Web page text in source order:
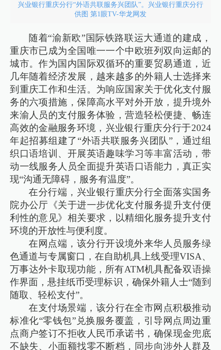
兴业银行重庆分行“外语共联服务兴团队”。兴业银行重庆分行
供图 第1眼TV-华龙网发
随着“渝新欧”国际铁路联运大通道的建成，
重庆市已成为全国唯一一个中欧班列双向运邮的
城市。作为国内国际双循环的重要贸易通道，近
几年随着经济发展，越来越多的外籍人士选择来
到重庆工作和生活。为响应国家关于优化支付服
务的六项措施，保障高水平对外开放，提升境外
来渝人员的支付服务体验，营造轻松便捷、畅连
高效的金融服务环境，兴业银行重庆分行于2024
年起招募组建了“外语共联服务兴团队”，通过组
织口语培训、开展英语趣味学习等丰富活动，带
动一线服务人员全面提升英语口语能力，真正实
现“沟通无障碍，服务有温度”。
在分行端，兴业银行重庆分行全面落实国务
院办公厅《关于进一步优化支付服务提升支付便
利性的意见》相关要求，以精细化服务提升支付
环境的开放性与便利度。
在网点端，该分行开设境外来华人员服务绿
色通道与专属窗口，在自助机具上线受理VISA、
万事达外卡取现功能，所有ATM机具配备双语操
作界面，悬挂纸币受理标识，确保外籍人士“随到
随取、轻松支付”。
在支付场景端，该分行在全市网点积极推动
标准化“零钱包”兑换服务覆盖，引导网点周边重
点商户签订不拒收人民币承诺书，确保现金兜底
不缺失、小面额找零不断档，同步向涉外人群及